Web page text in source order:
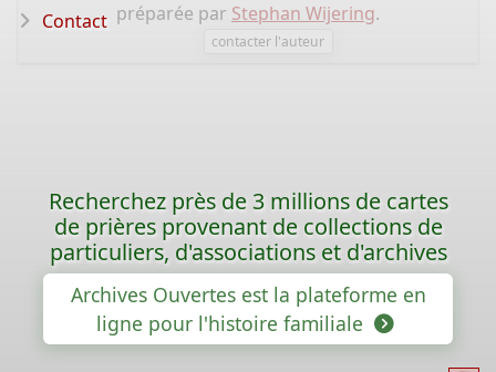
préparée par Stephan Wijering.
contacter l'auteur
Contact
Recherchez près de 3 millions de cartes
de prières provenant de collections de
particuliers, d'associations et d'archives
Archives Ouvertes est la plateforme en
ligne pour l'histoire familiale